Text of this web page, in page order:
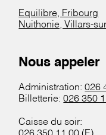
Equilibre, Fribourg
Nuithonie, Villars-
Nous appeler
Administration:026
Billetterie:026 350
Caisse du soir: